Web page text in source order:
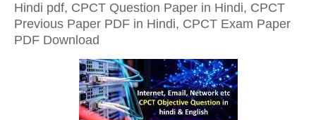
Hindi pdf, CPCT Question Paper in Hindi, CPCT
Previous Paper PDF in Hindi, CPCT Exam Paper
PDF Download